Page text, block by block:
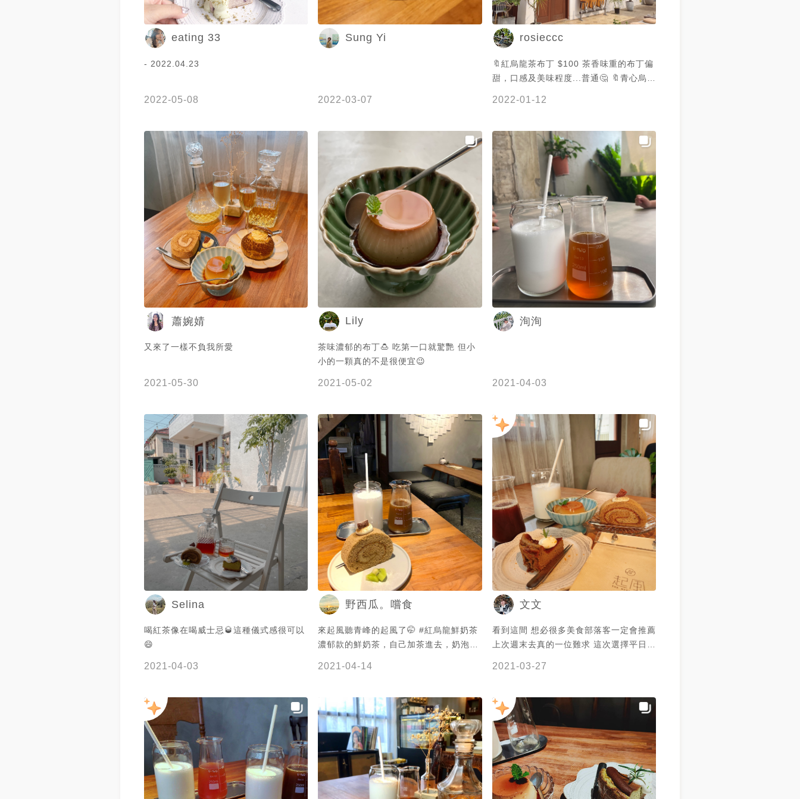
NT$100 口感吃起來帶有點硬度，不是像
奶酪般的滑順口感，真的就是布丁該有的
口感，味道上來說沒有太大的驚豔感，而
是藉由焦糖所提出甜味，稍嫌可惜。 ✔️生
潤一點，倒是內餡的抹醬令人回味無窮，
#阿泰吃嘉義 追蹤我一起吃爆更多美食
新村40號 ☎️：05-2284688 ⏰：11:30-
17:30（每週二公休） #嘉義美食#嘉義咖
啡廳#嘉義#嘉義下午茶#嘉義美食紀錄#
嘉義人#嘉義必吃#嘉義雞肉飯#嘉義小吃
#文化路美食#生乳捲#阿泰吃嘉義
eating 33
- 2022.04.23
2022-05-08
Sung Yi
2022-03-07
rosieccc
🔖紅烏龍茶布丁 $100 茶香味重的布丁偏
甜，口感及美味程度...普通🤔 🔖青心烏龍
香韻，帶點苦味但尾韻會回甘 🔖紅玉鮮奶
茶 $150 茶味比例多的鮮奶茶，本身不甜
適合搭配甜點唷🥤 - 不論吃或喝都是茶味
偏重 因為起風專賣台灣茶🍵 入內時店員
也會先說明無販售咖啡 喜歡追光的朋友建
議15點過後再到店 / 🧸嘉義市東區興業新
村40號 🗓週二三公休 📞05-228-4688
🕰13:00-21:00 ＊低消一杯飲品，用餐
時間2小時 #起風TheWindRises#起風
#TheWindRises#嘉義#東區#嘉義美食#
東區美食#嘉義甜點#東區甜點#嘉義咖啡
廳#東區咖啡廳#RCE嘉義#RCE咖啡廳
#RCE甜點
#chiayi#foodphotography#foodlover
2022-01-12
蕭婉婧
又來了一樣不負我所愛
2021-05-30
Lily
茶味濃郁的布丁🍮 吃第一口就驚艷 但小
小的一顆真的不是很便宜😉
2021-05-02
洵洵
2021-04-03
Selina
喝紅茶像在喝威士忌🥃這種儀式感很可以
😄
2021-04-03
野西瓜。嚐食
來起風聽青峰的起風了🤭 #紅烏龍鮮奶茶
濃郁款的鮮奶茶，自己加茶進去，奶泡綿
麼說，我就選了，茶味不會到撲鼻也不會
太淡，至於有沒有驚艷，答案是沒有的，
我覺得可以試試看就好的甜點。 —— 📌
嘉義市東區#起風#野西瓜食嘉義 ⏰
13:00-21:00（每月店休日公告在IG）
☎️05-2284688 📮嘉義市東區興業新村40
號 🍎一人一杯飲品，限時2小時，入座後
2021-04-14
文文
看到這間 想必很多美食部落客一定會推薦
上次週末去真的一位難求 這次選擇平日去
的 如果你是糖分重度著可以另外跟店員要
糖 甜點最推薦鐵觀音巴斯克蛋糕 甜而不
膩的口感
2021-03-27